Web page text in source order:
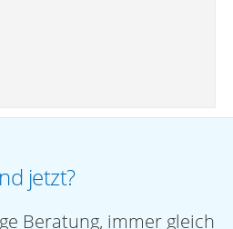
jetzt?
Beratung, immer gleich